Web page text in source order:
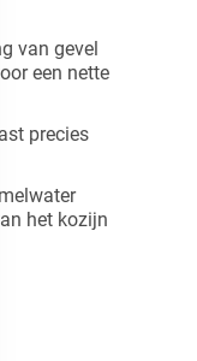
van gevel
een nette
precies
het kozijn